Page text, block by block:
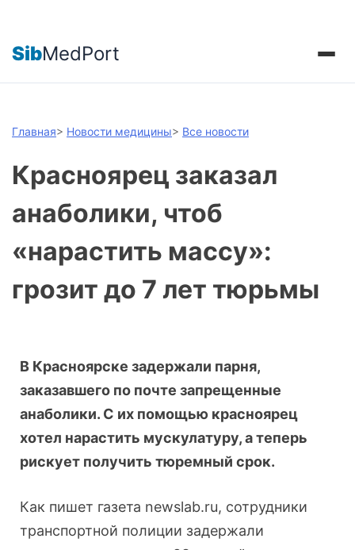
SibMedPort
Главная> Новости медицины> Все новости
Красноярец заказал
анаболики, чтоб
«нарастить массу»:
грозит до 7 лет тюрьмы
В Красноярске задержали парня,
заказавшего по почте запрещенные
анаболики. С их помощью красноярец
хотел нарастить мускулатуру, а теперь
рискует получить тюремный срок.
Как пишет газета newslab.ru, сотрудники
транспортной полиции задержали